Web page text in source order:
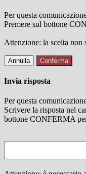
Per questa
Premere sul bottone
Attenzione: la scelta non
Annulla Conferma
Invia risposta
Per questa
Scrivere la risposta nel
bottone CONFERMA